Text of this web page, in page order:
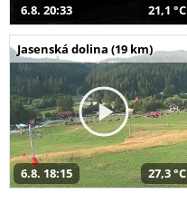
6.8. 20:33 21,1 °C
Jasenská dolina (19 km)
6.8. 18:15 27,3 °C